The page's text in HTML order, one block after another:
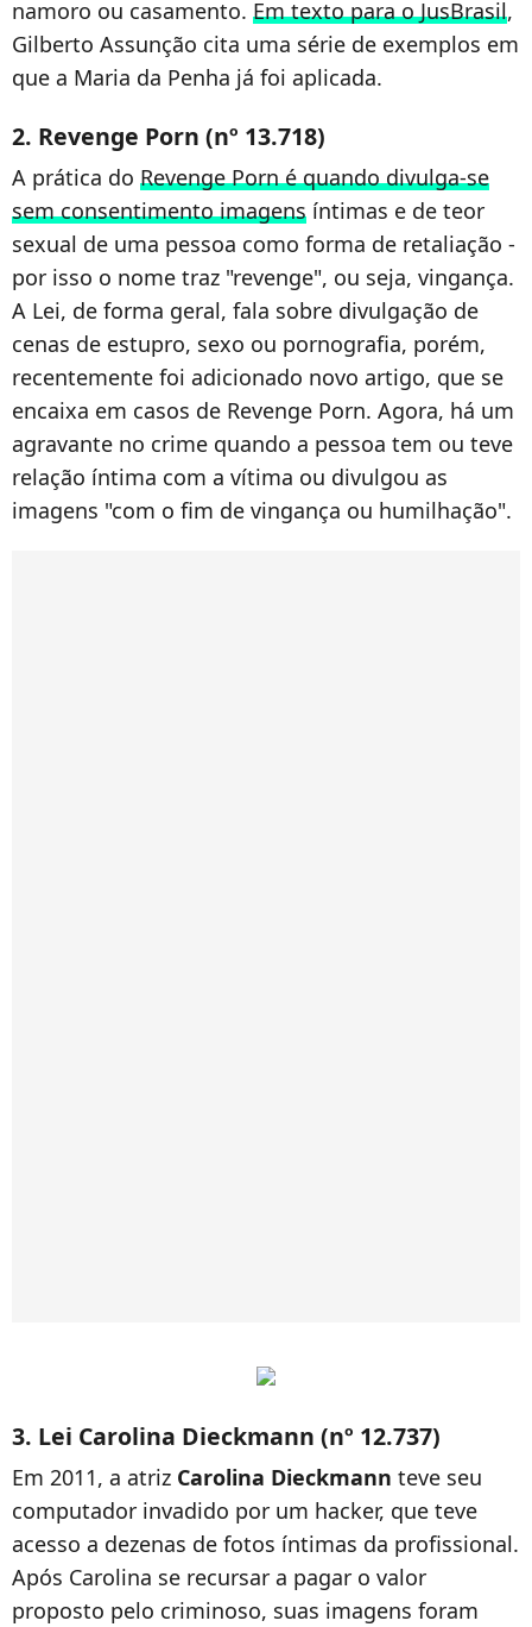
namoro ou casamento. Em texto para o JusBrasil,
Gilberto Assunção cita uma série de exemplos em
que a Maria da Penha já foi aplicada.
2. Revenge Porn (nº 13.718)
A prática do Revenge Porn é quando divulga-se
sem consentimento imagens íntimas e de teor
sexual de uma pessoa como forma de retaliação -
por isso o nome traz "revenge", ou seja, vingança.
A Lei, de forma geral, fala sobre divulgação de
cenas de estupro, sexo ou pornografia, porém,
recentemente foi adicionado novo artigo, que se
encaixa em casos de Revenge Porn. Agora, há um
agravante no crime quando a pessoa tem ou teve
relação íntima com a vítima ou divulgou as
imagens "com o fim de vingança ou humilhação".
3. Lei Carolina Dieckmann (nº 12.737)
Em 2011, a atriz Carolina Dieckmann teve seu
computador invadido por um hacker, que teve
acesso a dezenas de fotos íntimas da profissional.
Após Carolina se recursar a pagar o valor
proposto pelo criminoso, suas imagens foram